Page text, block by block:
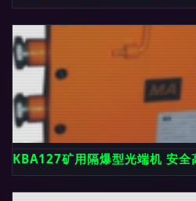
KBA127矿用隔爆型光端机 安全